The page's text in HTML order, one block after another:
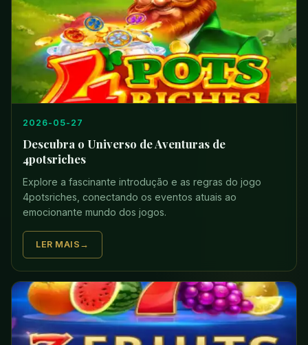
2026-05-27
Descubra o Universo de Aventuras de
4potsriches
Explore a fascinante introdução e as regras do jogo
4potsriches, conectando os eventos atuais ao
emocionante mundo dos jogos.
LER MAIS